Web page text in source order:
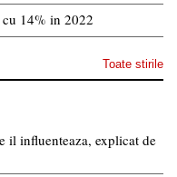
cu 14% in 2022
Toate stirile
il influenteaza, explicat de